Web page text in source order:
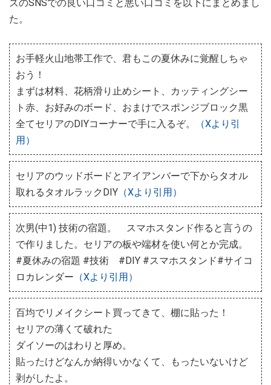
ズのSNSでの良い口コミと悪い口コミを以下にまとめまし
た。
お手軽火山地帯工作で、君もこの夏休みに覚醒しちゃ
おう！
まずは材料、花柄滑り止めシート、カッティングシー
ト赤、お好みのボード、おまけでスポンジブロック黒
全てセリアのDIYコーナーで手に入るぞ。
（Xより引
用）
セリアのウッドボードとアイアンバーで下からタオル
取れるタオルラックDIY （Xより引用）
次男(中1) 技術の宿題。 スマホスタンド作ると言うの
で作りました。セリアの板や端材を使い何とか完成。
#夏休みの宿題 #技術 #DIY #スマホスタンド#サイコ
ロカレンダー （Xより引用）
百均でリメイクシート買ってきて、棚に貼った！
セリアの薄くて破れた
ダイソーのはわりと厚め。
貼ったけどなんか納得いかなくて、もったいないけど
剥がしたよ。